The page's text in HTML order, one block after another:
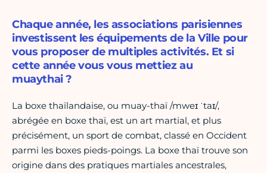
Chaque année, les associations parisiennes
investissent les équipements de la Ville pour
vous proposer de multiples activités. Et si
cette année vous vous mettiez au
muaythai ?
La boxe thaïlandaise, ou muay-thaï /mweɪ ˈtaɪ/,
abrégée en boxe thaï, est un art martial, et plus
précisément, un sport de combat, classé en Occident
parmi les boxes pieds-poings. La boxe thaï trouve son
origine dans des pratiques martiales ancestrales,